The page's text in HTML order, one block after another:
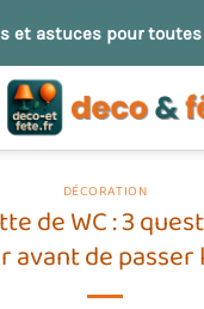
et astuces pour
DÉCORATION
de WC : 3
avant de passer